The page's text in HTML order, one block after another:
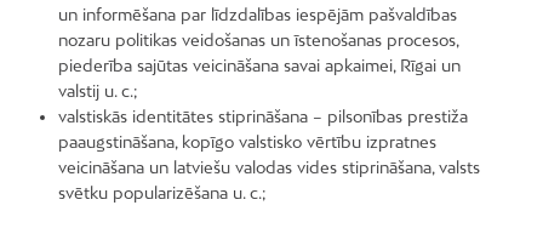
un informēšana par līdzdalības iespējām pašvaldības
nozaru politikas veidošanas un īstenošanas procesos,
piederība sajūtas veicināšana savai apkaimei, Rīgai un
valstij u. c.;
valstiskās identitātes stiprināšana – pilsonības prestiža
paaugstināšana, kopīgo valstisko vērtību izpratnes
veicināšana un latviešu valodas vides stiprināšana, valsts
svētku popularizēšana u. c.;